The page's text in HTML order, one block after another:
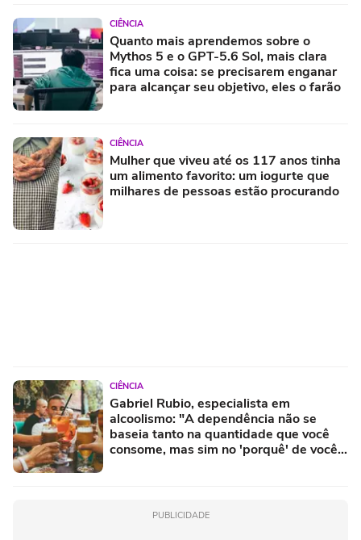
CIÊNCIA
Quanto mais aprendemos sobre o
Mythos 5 e o GPT-5.6 Sol, mais clara
fica uma coisa: se precisarem enganar
para alcançar seu objetivo, eles o farão
CIÊNCIA
Mulher que viveu até os 117 anos tinha
um alimento favorito: um iogurte que
milhares de pessoas estão procurando
CIÊNCIA
Gabriel Rubio, especialista em
alcoolismo: "A dependência não se
baseia tanto na quantidade que você
consome, mas sim no 'porquê' de você
PUBLICIDADE